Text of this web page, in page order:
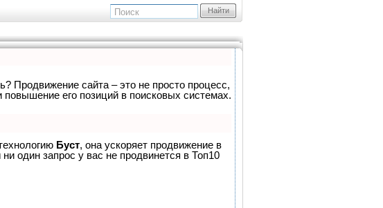
Найти
Продвижение сайта – это не просто процесс,
его позиций в поисковых системах.
Буст, она ускоряет продвижение в
один запрос у вас не продвинется в Топ10